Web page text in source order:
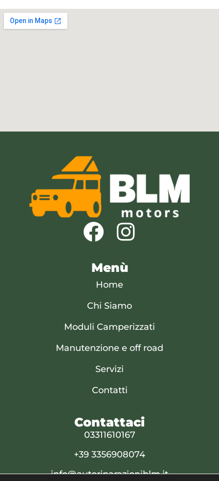
Menù
Home
Chi Siamo
Moduli Camperizzati
Manutenzione e off road
Servizi
Contatti
Contattaci
03311610167
+39 3356908074
info@autoriparazioniblm.it